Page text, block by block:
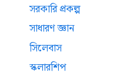
সরকারি প্রকল্প
সাধারণ জ্ঞান
সিলেবাস
স্কলারশিপ